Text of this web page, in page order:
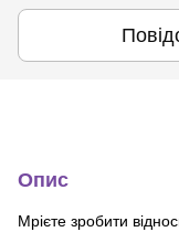
Опис
Мрієте зробити